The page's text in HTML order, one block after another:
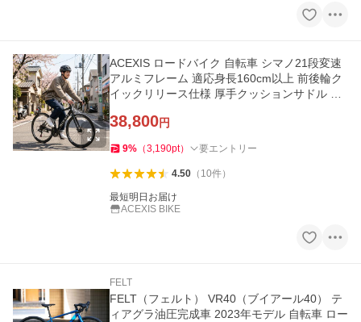
ACEXIS ロードバイク 自転車 シマノ21段変速
アルミフレーム 適応身長160cm以上 前後輪ク
イックリリース仕様 厚手クッションサドル デ
38,800円
9% （3,190pt） 要エントリー
4.50（ 10件）
最短明日お届け
ACEXIS BIKE
FELT
FELT（フェルト） VR40（ブイアール40） テ
ィアグラ油圧完成車 2023年モデル 自転車 ロー